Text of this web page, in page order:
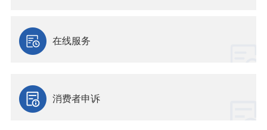
在线服务
消费者申诉